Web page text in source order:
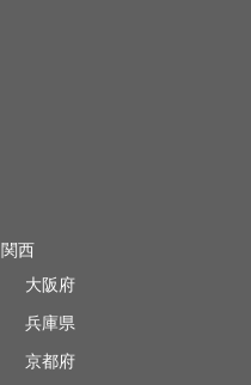
関西
大阪府
兵庫県
京都府